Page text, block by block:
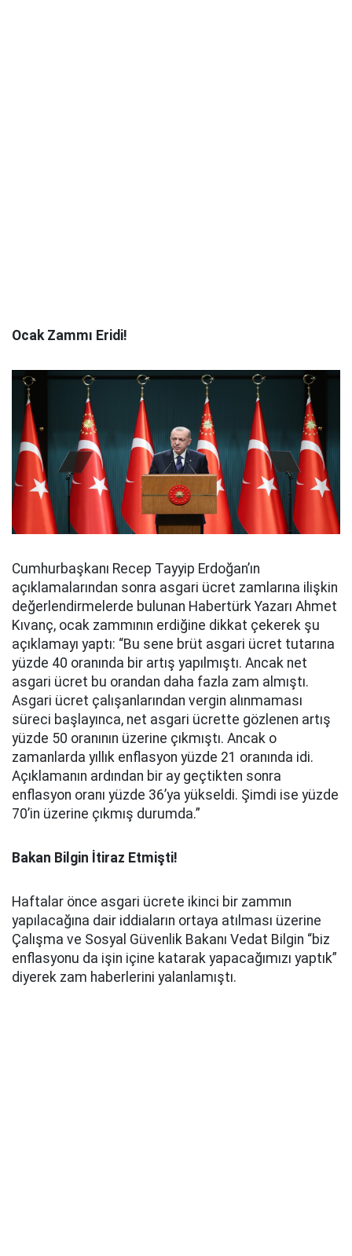
Ocak Zammı Eridi!
Cumhurbaşkanı Recep Tayyip Erdoğan’ın
açıklamalarından sonra asgari ücret zamlarına ilişkin
değerlendirmelerde bulunan Habertürk Yazarı Ahmet
Kıvanç, ocak zammının erdiğine dikkat çekerek şu
açıklamayı yaptı: “Bu sene brüt asgari ücret tutarına
yüzde 40 oranında bir artış yapılmıştı. Ancak net
asgari ücret bu orandan daha fazla zam almıştı.
Asgari ücret çalışanlarından vergin alınmaması
süreci başlayınca, net asgari ücrette gözlenen artış
yüzde 50 oranının üzerine çıkmıştı. Ancak o
zamanlarda yıllık enflasyon yüzde 21 oranında idi.
Açıklamanın ardından bir ay geçtikten sonra
enflasyon oranı yüzde 36’ya yükseldi. Şimdi ise yüzde
70’in üzerine çıkmış durumda.”
Bakan Bilgin İtiraz Etmişti!
Haftalar önce asgari ücrete ikinci bir zammın
yapılacağına dair iddiaların ortaya atılması üzerine
Çalışma ve Sosyal Güvenlik Bakanı Vedat Bilgin “biz
enflasyonu da işin içine katarak yapacağımızı yaptık”
diyerek zam haberlerini yalanlamıştı.